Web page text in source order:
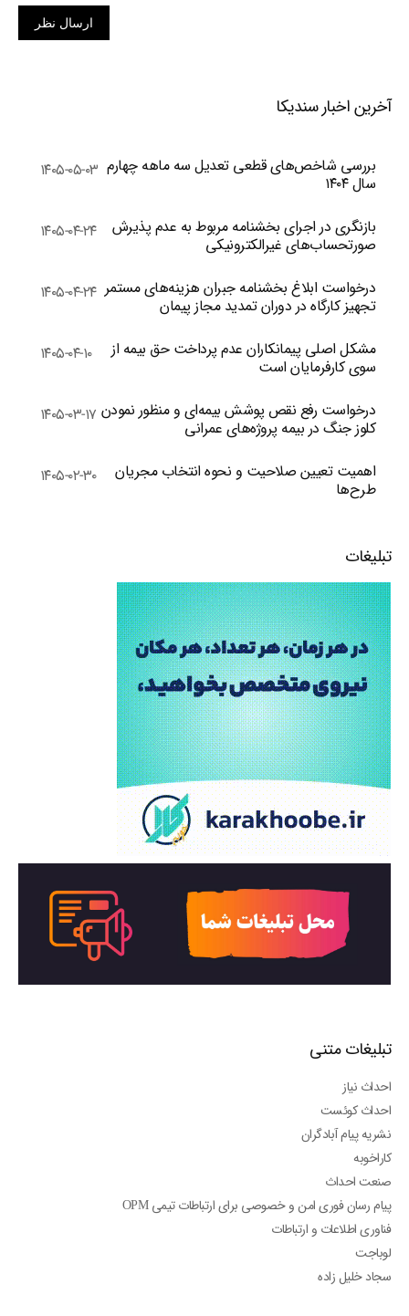
ارسال نظر
آخرین اخبار سندیکا
بررسی شاخص‌های قطعی تعدیل سه ماهه چهارم
سال ۱۴۰۴
۱۴۰۵-۰۵-۰۳
بازنگری در اجرای بخشنامه مربوط به عدم پذیرش
صورتحساب‌های غیرالکترونیکی
۱۴۰۵-۰۴-۲۴
درخواست ابلاغ بخشنامه جبران هزینه‌های مستمر
تجهیز کارگاه در دوران تمدید مجاز پیمان
۱۴۰۵-۰۴-۲۴
مشکل اصلی پیمانکاران عدم پرداخت حق بیمه از
سوی کارفرمایان است
۱۴۰۵-۰۴-۱۰
درخواست رفع نقص پوشش بیمه‌ای و منظور نمودن
کلوز جنگ در بیمه پروژه‌های عمرانی
۱۴۰۵-۰۳-۱۷
اهمیت تعیین صلاحیت و نحوه انتخاب مجریان
طرح‌ها
۱۴۰۵-۰۲-۳۰
تبلیغات
تبلیغات متنی
احداث نیاز
احداث کوئست
نشریه پیام آبادگران
کاراخوبه
صنعت احداث
پیام رسان فوری امن و خصوصی برای ارتباطات تیمی OPM
فناوری اطلاعات و ارتباطات
لوباجت
سجاد خلیل زاده